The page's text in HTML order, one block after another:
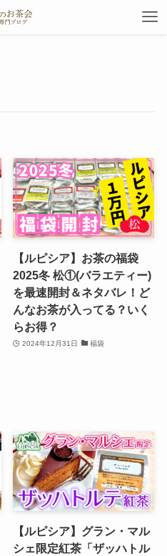
【ルピシア】お茶の福袋
2025冬 松①(バラエティー)
を最速開封＆ネタバレ！ど
んなお茶が入ってる？いく
らお得？
2024年12月31日 福袋
【ルピシア】グラン・マル
シェ限定紅茶「ザッハトル